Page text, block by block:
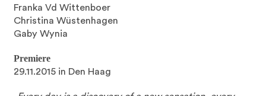
Franka Vd Wittenboer
Christina Wüstenhagen
Gaby Wynia
Premiere
29.11.2015 in Den Haag